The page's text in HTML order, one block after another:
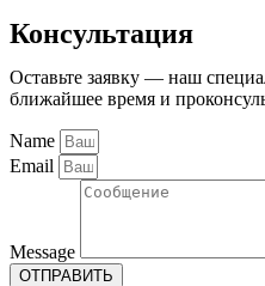
Консультация
Оставьте заявку — наш
ближайшее время и
Name
Email
Message
ОТПРАВИТЬ